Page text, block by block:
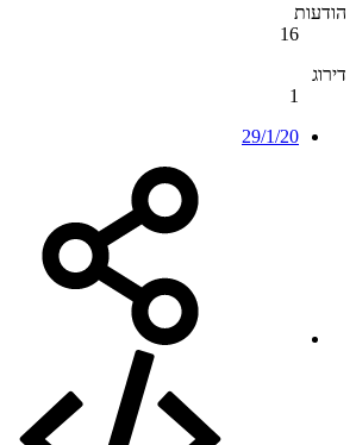
הודעות
16
דירוג
1
29/1/20